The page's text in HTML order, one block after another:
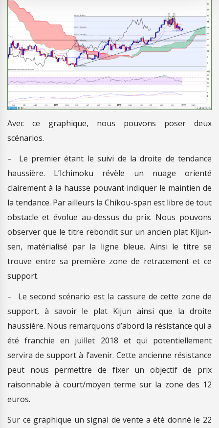
Avec ce graphique, nous pouvons poser deux
scénarios.
– Le premier étant le suivi de la droite de tendance
haussière. L’Ichimoku révèle un nuage orienté
clairement à la hausse pouvant indiquer le maintien de
la tendance. Par ailleurs la Chikou-span est libre de tout
obstacle et évolue au-dessus du prix. Nous pouvons
observer que le titre rebondit sur un ancien plat Kijun-
sen, matérialisé par la ligne bleue. Ainsi le titre se
trouve entre sa première zone de retracement et ce
support.
– Le second scénario est la cassure de cette zone de
support, à savoir le plat Kijun ainsi que la droite
haussière. Nous remarquons d’abord la résistance qui a
été franchie en juillet 2018 et qui potentiellement
servira de support à l’avenir. Cette ancienne résistance
peut nous permettre de fixer un objectif de prix
raisonnable à court/moyen terme sur la zone des 12
euros.
Sur ce graphique un signal de vente a été donné le 22